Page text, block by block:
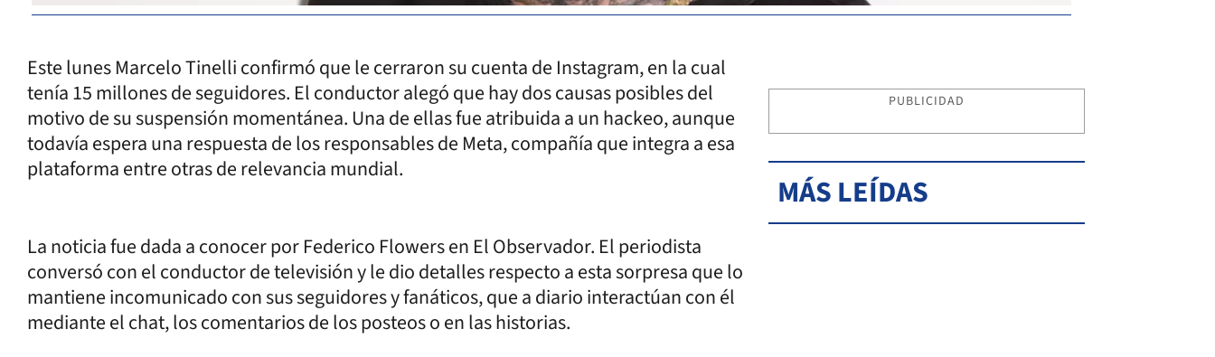
Este lunes Marcelo Tinelli confirmó que le cerraron su cuenta de Instagram, en la cual
tenía 15 millones de seguidores. El conductor alegó que hay dos causas posibles del
motivo de su suspensión momentánea. Una de ellas fue atribuida a un hackeo, aunque
todavía espera una respuesta de los responsables de Meta, compañía que integra a esa
plataforma entre otras de relevancia mundial.
La noticia fue dada a conocer por Federico Flowers en El Observador. El periodista
conversó con el conductor de televisión y le dio detalles respecto a esta sorpresa que lo
mantiene incomunicado con sus seguidores y fanáticos, que a diario interactúan con él
mediante el chat, los comentarios de los posteos o en las historias.
PUBLICIDAD
MÁS LEÍDAS